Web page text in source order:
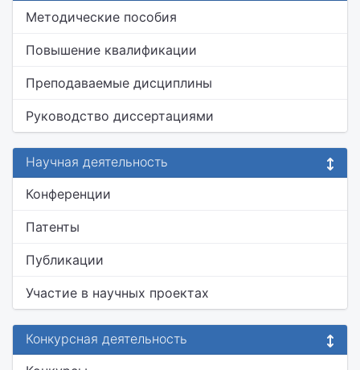
Методические пособия
Повышение квалификации
Преподаваемые дисциплины
Руководство диссертациями
Научная деятельность
Конференции
Патенты
Публикации
Участие в научных проектах
Конкурсная деятельность